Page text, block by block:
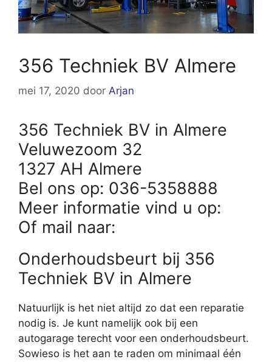
356 Techniek BV Almere
mei 17, 2020 door Arjan
356 Techniek BV in Almere
Veluwezoom 32
1327 AH Almere
Bel ons op: 036-5358888
Meer informatie vind u op:
Of mail naar:
Onderhoudsbeurt bij 356
Techniek BV in Almere
Natuurlijk is het niet altijd zo dat een reparatie
nodig is. Je kunt namelijk ook bij een
autogarage terecht voor een onderhoudsbeurt.
Sowieso is het aan te raden om minimaal één